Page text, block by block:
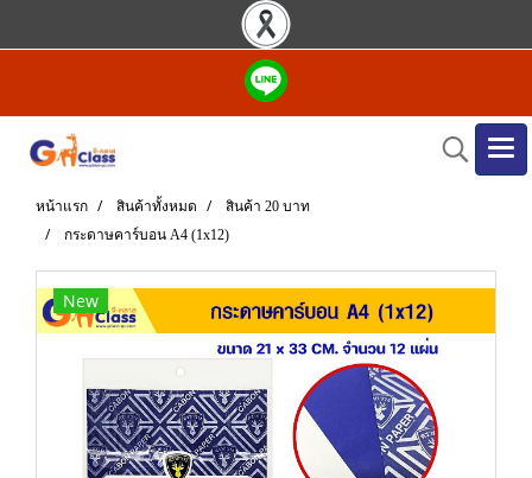
หน้าแรก สินค้าทั้งหมด
สินค้า 20 บาท
กระดาษคาร์บอน A4 (1x12)
New